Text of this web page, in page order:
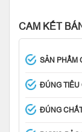
CAM KẾT
SẢN PHẨM
ĐÚNG TIÊU
ĐÚNG